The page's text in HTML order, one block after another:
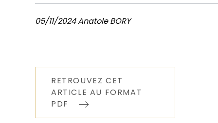
05/11/2024 Anatole BORY
RETROUVEZ CET
ARTICLE AU FORMAT
PDF